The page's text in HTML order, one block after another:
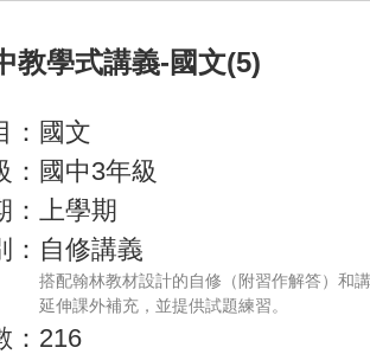
教學式講義-國文(5)
：國文
：國中3年級
：上學期
：自修講義
搭配翰林教材設計的自修（附習作解答）和
延伸課外補充，並提供試題練習。
：216